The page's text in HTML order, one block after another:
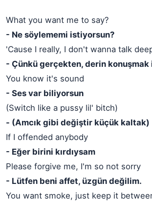
What you want me to say?
- Ne söylememi istiyorsun?
'Cause I really, I don't wanna talk
- Çünkü gerçekten, derin
You know it's sound
- Ses var biliyorsun
(Switch like a pussy lil' bitch)
- (Amcık gibi değiştir küçük kaltak)
If I offended anybody
- Eğer birini kırdıysam
Please forgive me, I'm so not sorry
- Lütfen beni affet, üzgün değilim.
You want smoke, just keep it